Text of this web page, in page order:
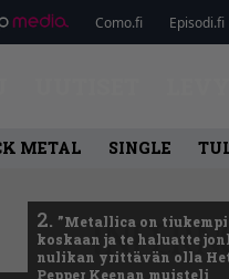
Como.fi Episodi.fi
METAL SINGLE
2. ”Metallica on
koskaan ja te haluatte
nulikan yrittävän olla
Pepper Keenan muisteli